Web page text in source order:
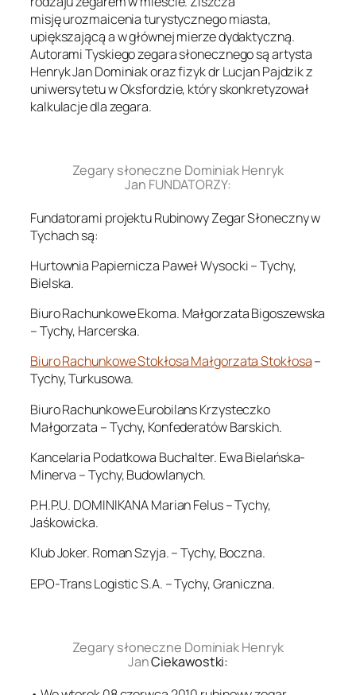
misję urozmaicenia turystycznego miasta,
upiększającą a w głównej mierze dydaktyczną.
Autorami Tyskiego zegara słonecznego są artysta
Henryk Jan Dominiak oraz fizyk dr Lucjan Pajdzik z
uniwersytetu w Oksfordzie, który skonkretyzował
kalkulacje dla zegara.
Zegary słoneczne Dominiak Henryk
Jan FUNDATORZY:
Fundatorami projektu Rubinowy Zegar Słoneczny w
Tychach są:
Hurtownia Papiernicza Paweł Wysocki – Tychy,
Bielska.
Biuro Rachunkowe Ekoma. Małgorzata Bigoszewska
– Tychy, Harcerska.
Biuro Rachunkowe Stokłosa Małgorzata Stokłosa–
Tychy, Turkusowa.
Biuro Rachunkowe Eurobilans Krzysteczko
Małgorzata – Tychy, Konfederatów Barskich.
Kancelaria Podatkowa Buchalter. Ewa Bielańska-
Minerva – Tychy, Budowlanych.
P.H.P.U. DOMINIKANA Marian Felus – Tychy,
Jaśkowicka.
Klub Joker. Roman Szyja. – Tychy, Boczna.
EPO-Trans Logistic S.A. – Tychy, Graniczna.
Zegary słoneczne Dominiak Henryk
JanCiekawostki: